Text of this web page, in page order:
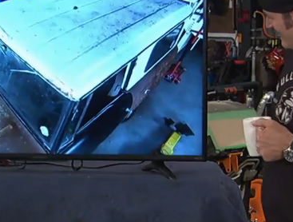
وفحص مكوناته الداخلية بدقة، ثم استبدال
نهائية مميزة. وفي ختام العمل، يُعاد تركيب
إلى الطريق
السيارات ديسكفري